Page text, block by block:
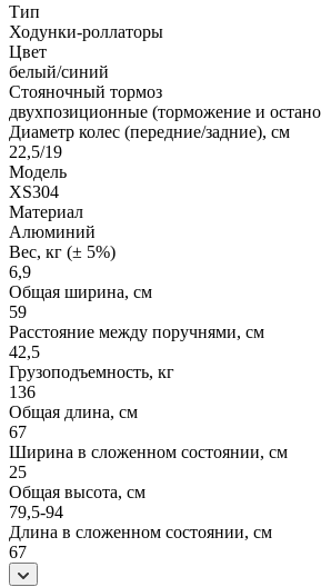
Тип
Ходунки-роллаторы
Цвет
белый/синий
Стояночный тормоз
двухпозиционные (торможение и
Диаметр колес (передние/задние), см
22,5/19
Модель
XS304
Материал
Алюминий
Вес, кг (± 5%)
6,9
Общая ширина, см
59
Расстояние между поручнями, см
42,5
Грузоподъемность, кг
136
Общая длина, см
67
Ширина в сложенном состоянии, см
25
Общая высота, см
79,5-94
Длина в сложенном состоянии, см
67